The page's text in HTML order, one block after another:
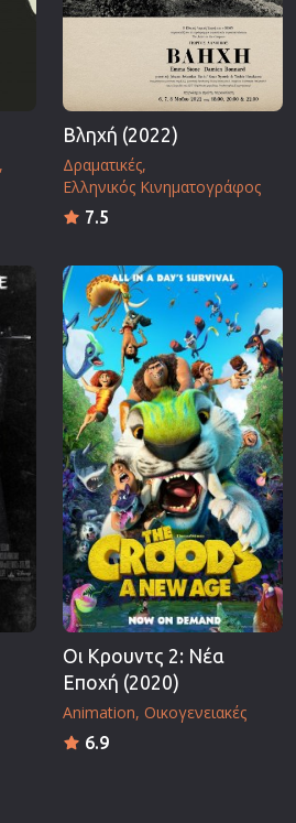
Βληχή (2022)
Δραματικές
Ελληνικός Κινηματογράφος
7.5
Οι Κρουντς 2: Νέα
Εποχή (2020)
Animation Οικογενειακές
6.9